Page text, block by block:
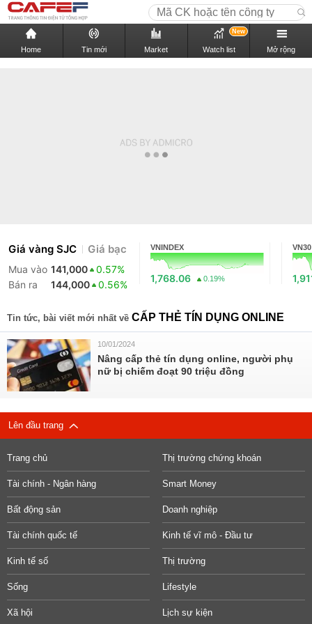
Home Tin mới Market Watch list
New
Mở rộng
Giá vàng SJC Giá bạc
Mua vào 141,000
0.57%
Bán ra
144,000 0.56%
VNINDEX
1,768.06 0.19%
VN30
Tin tức, bài viết mới nhất về CẤP THẺ TÍN DỤNG ONLINE
10/01/2024
Nâng cấp thẻ tín dụng online, người phụ
nữ bị chiếm đoạt 90 triệu đồng
Lên đầu trang
Trang chủ Thị trường chứng khoán
Tài chính - Ngân hàng Smart Money
Bất động sản Doanh nghiệp
Tài chính quốc tế Kinh tế vĩ mô - Đầu tư
Kinh tế số Thị trường
Sống Lifestyle
Xã hội Lịch sự kiện